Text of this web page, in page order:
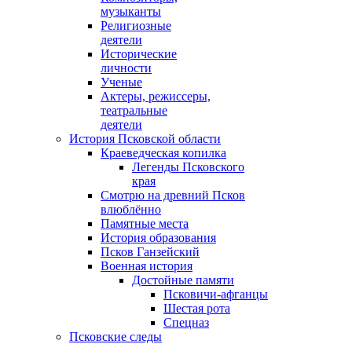
музыканты
Религиозные
деятели
Исторические
личности
Ученые
Актеры, режиссеры,
театральные
деятели
История Псковской области
Краеведческая копилка
Легенды Псковского
края
Смотрю на древний Псков
влюблённо
Памятные места
История образования
Псков Ганзейский
Военная история
Достойные памяти
Псковичи-афганцы
Шестая рота
Спецназ
Псковские следы